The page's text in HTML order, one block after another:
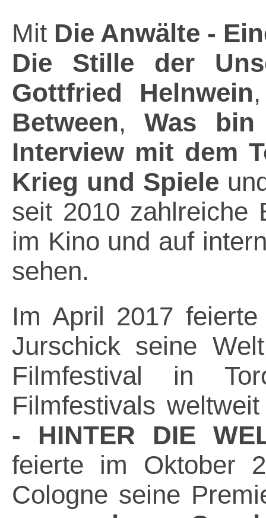
Mit Die Anwälte -
Die Stille der
Gottfried Helnwein
Between,Was
Interview mit dem
Krieg und Spiele
seit 2010 zahlreiche
im Kino und auf
sehen.
Im April 2017
Jurschick seine
Filmfestival in
Filmfestivals
- HINTER DIE
feierte im Oktober
Cologne seine